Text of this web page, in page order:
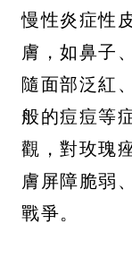
慢性炎症性
膚，如鼻子
隨面部泛紅
般的痘痘等
觀，對玫瑰
膚屏障脆弱
戰爭。